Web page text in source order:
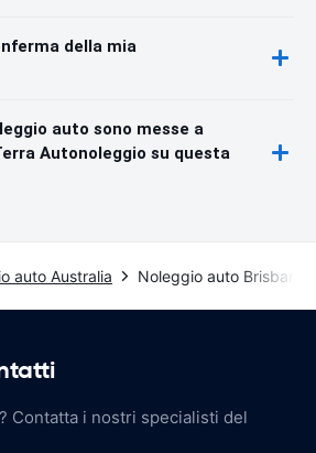
della mia
auto sono messe a
Autonoleggio su questa
auto Australia Noleggio auto Brisbane
Contatta i nostri specialisti del